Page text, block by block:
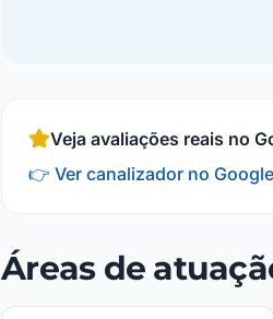
Veja avaliações reais no
👉 Ver canalizador no Google
Áreas de